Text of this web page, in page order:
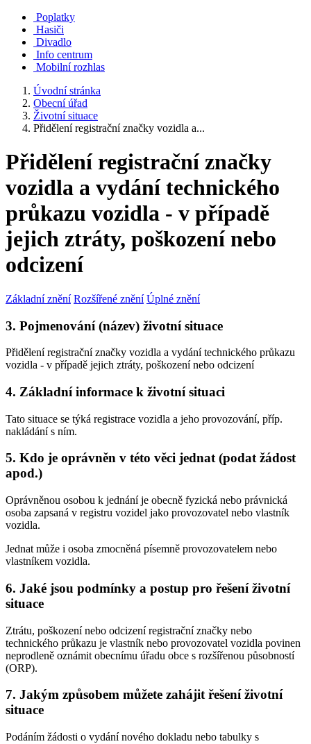
Poplatky
Hasiči
Divadlo
Info centrum
Mobilní rozhlas
Úvodní stránka
Obecní úřad
Životní situace
Přidělení registrační značky vozidla a...
Přidělení registrační značky
vozidla a vydání technického
průkazu vozidla - v případě
jejich ztráty, poškození nebo
odcizení
Základní znění Rozšířené znění Úplné znění
3. Pojmenování (název) životní situace
Přidělení registrační značky vozidla a vydání technického průkazu
vozidla - v případě jejich ztráty, poškození nebo odcizení
4. Základní informace k životní situaci
Tato situace se týká registrace vozidla a jeho provozování, příp.
nakládání s ním.
5. Kdo je oprávněn v této věci jednat (podat žádost
apod.)
Oprávněnou osobou k jednání je obecně fyzická nebo právnická
osoba zapsaná v registru vozidel jako provozovatel nebo vlastník
vozidla.
Jednat může i osoba zmocněná písemně provozovatelem nebo
vlastníkem vozidla.
6. Jaké jsou podmínky a postup pro řešení životní
situace
Ztrátu, poškození nebo odcizení registrační značky nebo
technického průkazu je vlastník nebo provozovatel vozidla povinen
neprodleně oznámit obecnímu úřadu obce s rozšířenou působností
(ORP).
7. Jakým způsobem můžete zahájit řešení životní
situace
Podáním žádosti o vydání nového dokladu nebo tabulky s